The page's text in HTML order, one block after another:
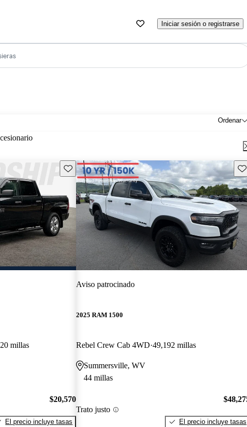
Iniciar sesión o registrarse
Ordenar
Guarda este Aviso
millas
$20,570
El precio incluye tasas
Aviso patrocinado
2025 RAM 1500
Rebel Crew Cab 4WD 49,192 millas
Summersville, WV
44 millas
Trato justo
El precio incluye tasas